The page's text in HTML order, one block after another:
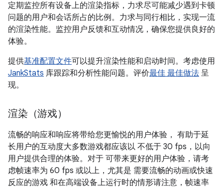
定期监控所有设备上的渲染指标，力求尽可能减少遇到卡顿
问题的用户和会话所占的比例。力求与同行相比，实现一流
的渲染性能。监控用户反馈和互动情况，确保您提供良好的
体验。
提供基准配置文件可以提升渲染性能和启动时间。考虑使用
JankStats 库跟踪和分析性能问题。评价最佳 最佳做法 呈
现。
渲染（游戏）
流畅的响应和响应将带给您更愉悦的用户体验， 有助于延
长用户的互动度大多数游戏都应该以 不低于 30 fps，以向
用户提供合理的体验。对于 可带来更好的用户体验，请考
虑帧速率为 60 fps 或以上，尤其是 需要流畅的动画或快速
反应的游戏 和在高端设备上运行时的情形请注意，帧速率